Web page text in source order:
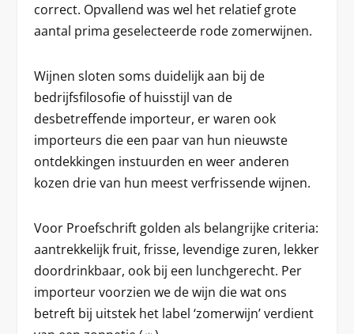
correct. Opvallend was wel het relatief grote
aantal prima geselecteerde rode zomerwijnen.
Wijnen sloten soms duidelijk aan bij de
bedrijfsfilosofie of huisstijl van de
desbetreffende importeur, er waren ook
importeurs die een paar van hun nieuwste
ontdekkingen instuurden en weer anderen
kozen drie van hun meest verfrissende wijnen.
Voor Proefschrift golden als belangrijke criteria:
aantrekkelijk fruit, frisse, levendige zuren, lekker
doordrinkbaar, ook bij een lunchgerecht. Per
importeur voorzien we de wijn die wat ons
betreft bij uitstek het label ‘zomerwijn’ verdient